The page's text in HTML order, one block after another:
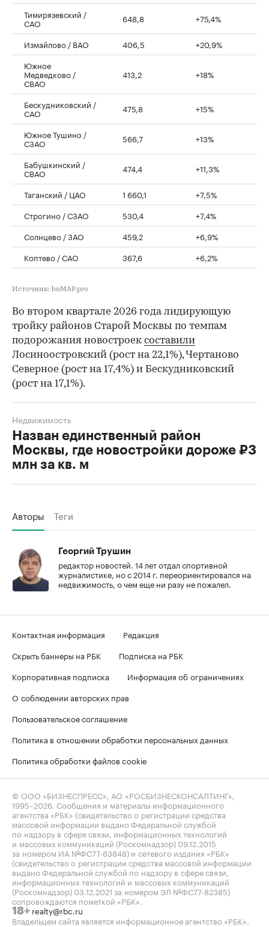
Тимирязевский /
САО 648,8 +75,4%
Измайлово / ВАО 406,5
+20,9%
Южное
Медведково /
СВАО
413,2 +18%
Бескудниковский /
САО 475,8 +15%
Южное Тушино /
СЗАО 566,7 +13%
Бабушкинский /
СВАО 474,4 +11,3%
Таганский / ЦАО 1 660,1
+7,5%
Строгино / СЗАО
530,4
+7,4%
Солнцево / ЗАО
459,2
+6,9%
Коптево / САО
367,6 +6,2%
Источник: bnMAP.pro
Во втором квартале 2026 года лидирующую
тройку районов Старой Москвы по темпам
подорожания новостроек составили
Лосиноостровский (рост на 22,1%), Чертаново
Северное (рост на 17,4%) и Бескудниковский
(рост на 17,1%).
Назван единственный район
Москвы, где новостройки дороже ₽3
млн за кв. м
Недвижимость
Авторы Теги
Георгий Трушин
редактор новостей. 14 лет отдал спортивной
журналистике, но с 2014 г. переориентировался на
недвижимость, о чем еще ни разу не пожалел.
Контактная информация
Редакция
Скрыть баннеры на РБК
Подписка на РБК
Корпоративная подписка
Информация об ограничениях
О соблюдении авторских прав
Пользовательское соглашение
Политика в отношении обработки персональных данных
Политика обработки файлов cookie
© ООО «БИЗНЕСПРЕСС», АО «РОСБИЗНЕСКОНСАЛТИНГ»,
1995–2026 . Сообщения и материалы информационного
агентства «РБК» (свидетельство о регистрации средства
массовой информации выдано Федеральной службой
по надзору в сфере связи, информационных технологий
и массовых коммуникаций (Роскомнадзор) 09.12.2015
за номером ИА №ФС77-63848) и сетевого издания «РБК»
(свидетельство о регистрации средства массовой информации
выдано Федеральной службой по надзору в сфере связи,
информационных технологий и массовых коммуникаций
(Роскомнадзор) 03.12.2021 за номером ЭЛ №ФС77-82385)
сопровождаются пометкой «РБК».
18+ realty@rbc.ru
Владельцем сайта является информационное агентство «РБК».